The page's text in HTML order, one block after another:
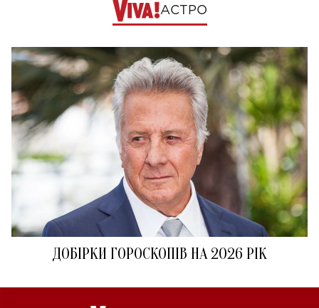
АСТРО
ДОБІРКИ ГОРОСКОПІВ НА 2026 РІК